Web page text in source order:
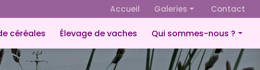
Accueil
Galeries
Élevage de vaches
Contact
céréales Élevage de vaches Qui sommes-nous ?
Présentation